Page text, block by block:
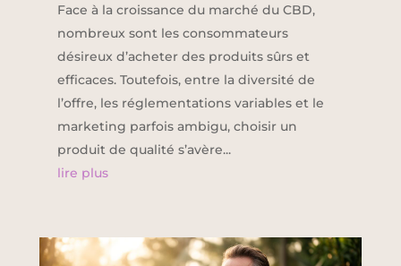
Face à la croissance du marché du CBD,
nombreux sont les consommateurs
désireux d’acheter des produits sûrs et
efficaces. Toutefois, entre la diversité de
l’offre, les réglementations variables et le
marketing parfois ambigu, choisir un
produit de qualité s’avère...
lire plus